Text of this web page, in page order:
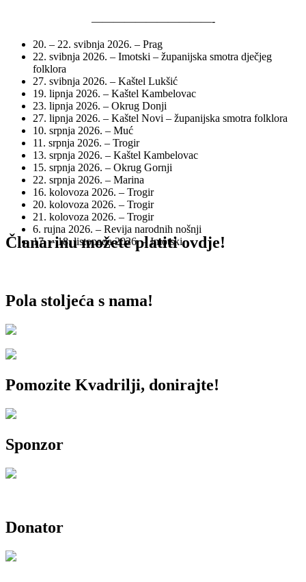
———————————-
20. – 22. svibnja 2026. – Prag
22. svibnja 2026. – Imotski – županijska smotra dječjeg
folklora
27. svibnja 2026. – Kaštel Lukšić
19. lipnja 2026. – Kaštel Kambelovac
23. lipnja 2026. – Okrug Donji
27. lipnja 2026. – Kaštel Novi – županijska smotra folklora
10. srpnja 2026. – Muć
11. srpnja 2026. – Trogir
13. srpnja 2026. – Kaštel Kambelovac
15. srpnja 2026. – Okrug Gornji
22. srpnja 2026. – Marina
16. kolovoza 2026. – Trogir
20. kolovoza 2026. – Trogir
21. kolovoza 2026. – Trogir
6. rujna 2026. – Revija narodnih nošnji
17. – 18. listopada 2026. – Imotski
Članarinu možete platiti ovdje!
Pola stoljeća s nama!
Pomozite Kvadrilji, donirajte!
Sponzor
Donator